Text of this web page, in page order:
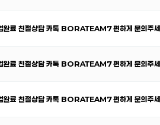
료 친절상담 카톡 BORATEAM7 편하게 문의주
료 친절상담 카톡 BORATEAM7 편하게 문의주
료 친절상담 카톡 BORATEAM7 편하게 문의주